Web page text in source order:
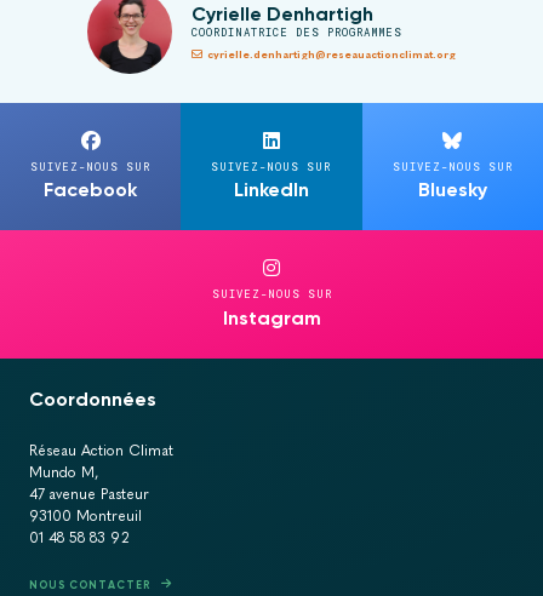
Cyrielle Denhartigh
COORDINATRICE DES PROGRAMMES
cyrielle.denhartigh@reseauactionclimat.org
SUIVEZ-NOUS SUR
Facebook
SUIVEZ-NOUS SUR
LinkedIn
SUIVEZ-NOUS SUR
Bluesky
SUIVEZ-NOUS SUR
Instagram
Coordonnées
Réseau Action Climat
Mundo M,
47 avenue Pasteur
93100 Montreuil
01 48 58 83 92
NOUS CONTACTER